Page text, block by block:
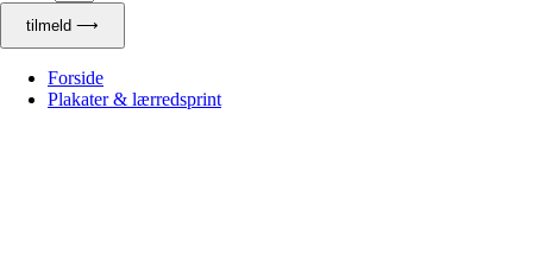
tilmeld ⟶
Forside
Plakater & lærredsprint